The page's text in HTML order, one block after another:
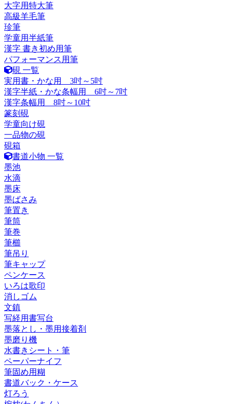
大字用特大筆
高級羊毛筆
珍筆
学童用半紙筆
漢字 書き初め用筆
パフォーマンス用筆
硯 一覧
実用書・かな用 3吋～5吋
漢字半紙・かな条幅用 6吋～7吋
漢字条幅用 8吋～10吋
篆刻硯
学童向け硯
一品物の硯
硯箱
書道小物 一覧
墨池
水滴
墨床
墨ばさみ
筆置き
筆筒
筆巻
筆櫛
筆吊り
筆キャップ
ペンケース
いろは歌印
消しゴム
文鎮
写経用書写台
墨落とし・墨用接着剤
墨磨り機
水書きシート・筆
ペーパーナイフ
筆固め用糊
書道バック・ケース
灯ろう